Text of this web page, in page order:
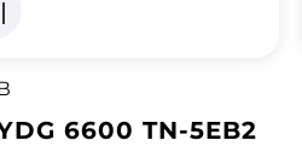
6600 TN-5EB2